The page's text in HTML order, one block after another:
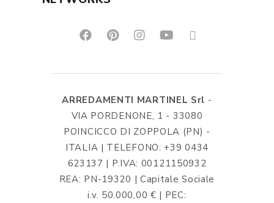
ARREDAMENTI MARTINEL Srl -
VIA PORDENONE, 1 - 33080
POINCICCO DI ZOPPOLA (PN) -
ITALIA | TELEFONO: +39 0434
623137 | P.IVA: 00121150932
REA: PN-19320 | Capitale Sociale
i.v. 50.000,00 € | PEC: